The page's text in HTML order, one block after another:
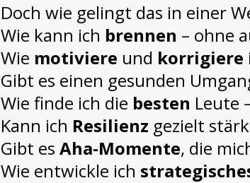
Doch wie gelingt das in einer
Wie kann ich brennen – ohne
Wie motiviere und korrigiere
Gibt es einen gesunden
Wie finde ich die besten Leute
Kann ich Resilienz gezielt
Gibt es Aha-Momente, die
Wie entwickle ich